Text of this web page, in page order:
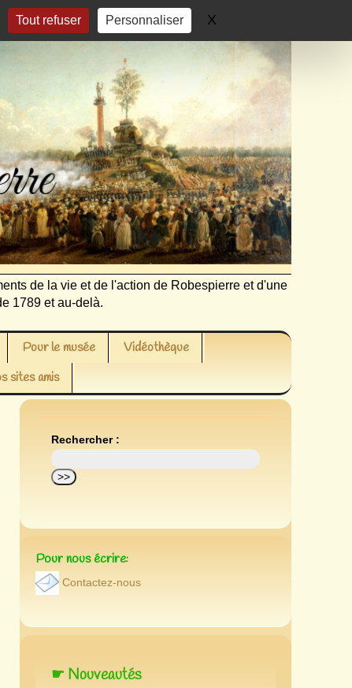
Tout refuser Personnaliser X
de la vie et de l'action de Robespierre et d'une
1789 et au-delà.
Pour le musée
Vidéothèque
sites amis
Rechercher :
Pour nous écrire:
Contactez-nous
☛ Nouveautés